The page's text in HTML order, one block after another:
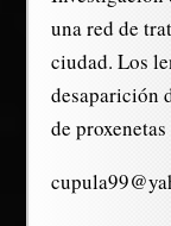
una red de
ciudad. Los
desaparición
de